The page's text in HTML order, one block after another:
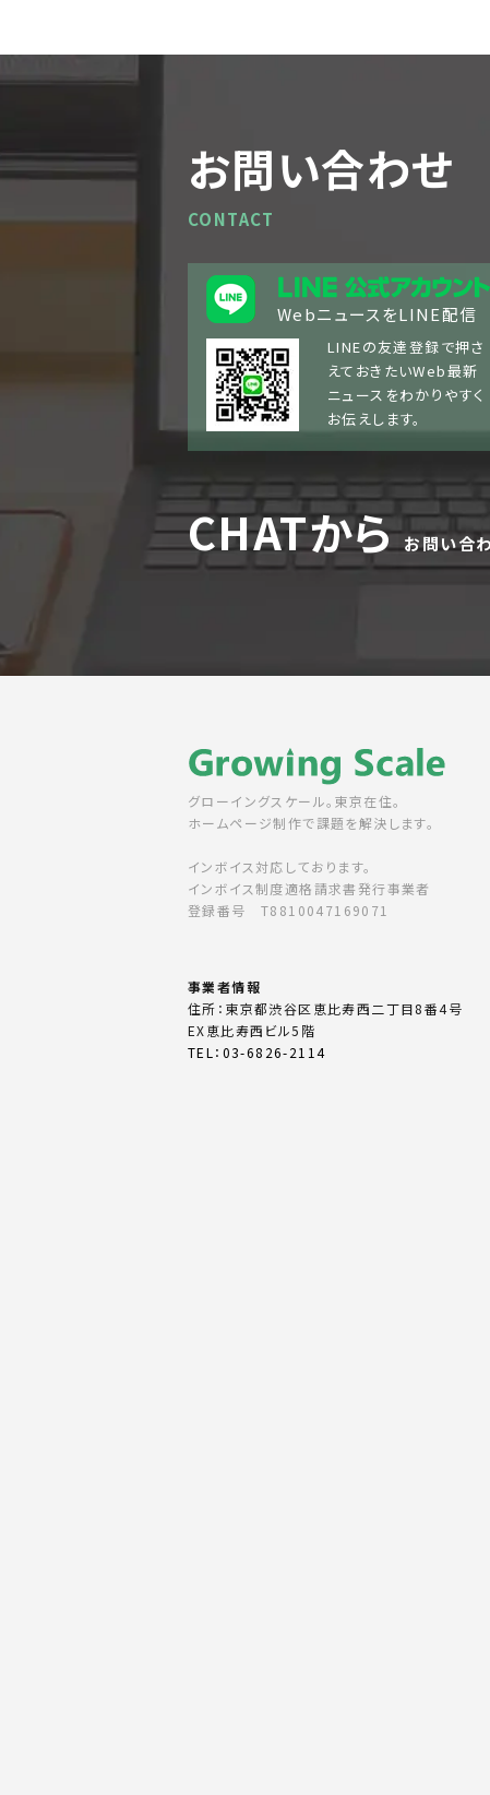
v
e
お問い合わせ
CONTACT
WebニュースをLINE配信
LINEの友達登録で押さ
えておきたいWeb最新
ニュースをわかりやすく
お伝えします。
CHATから お問い合
グローイングスケール。東京在住。
ホームページ制作で課題を解決します。
インボイス対応しております。
インボイス制度適格請求書発行事業者
登録番号 T8810047169071
事業者情報
住所：東京都渋谷区恵比寿西二丁目8番4号
EX恵比寿西ビル5階
TEL：03-6826-2114